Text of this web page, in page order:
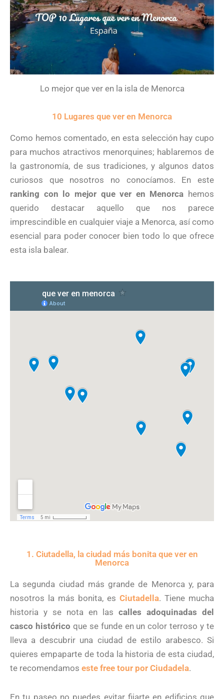
Lo mejor que ver en la isla de Menorca
10 Lugares que ver en Menorca
Como hemos comentado, en esta selección hay cupo
para muchos atractivos menorquines; hablaremos de
la gastronomía, de sus tradiciones, y algunos datos
curiosos que nosotros no conocíamos. En este
ranking con lo mejor que ver en Menorca hemos
querido destacar aquello que nos parece
imprescindible en cualquier viaje a Menorca, así como
esencial para poder conocer bien todo lo que ofrece
esta isla balear.
1. Ciutadella, la ciudad más bonita que ver en
Menorca
La segunda ciudad más grande de Menorca y, para
nosotros la más bonita, es Ciutadella. Tiene mucha
historia y se nota en las calles adoquinadas del
casco histórico que se funde en un color terroso y te
lleva a descubrir una ciudad de estilo arabesco. Si
quieres empaparte de toda la historia de esta ciudad,
te recomendamos este free tour por Ciudadela.
En tu paseo no puedes evitar fijarte en edificios que